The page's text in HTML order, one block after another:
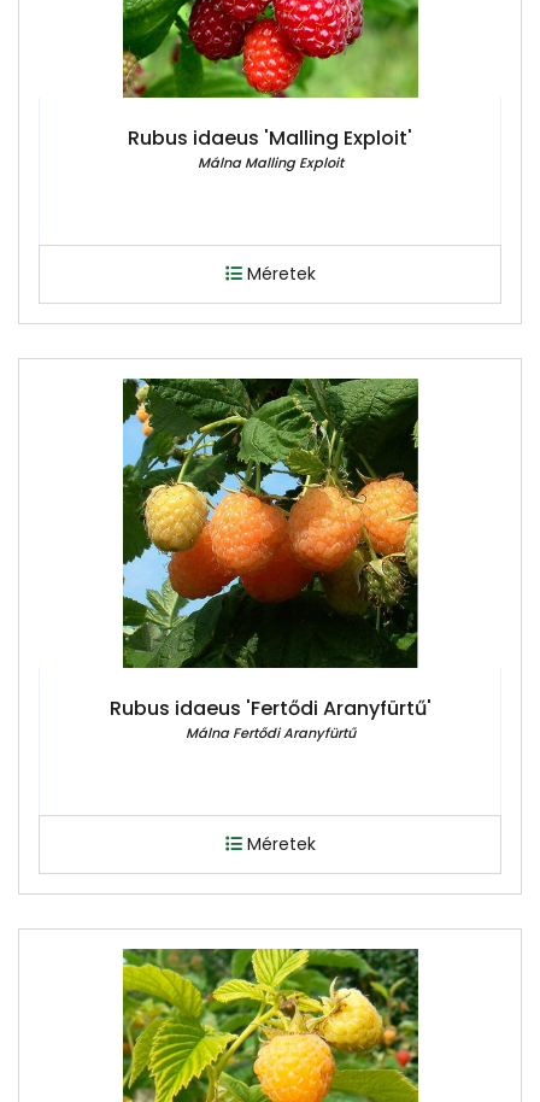
Rubus idaeus 'Malling Exploit'
Málna Malling Exploit
Méretek
Rubus idaeus 'Fertődi Aranyfürtű'
Málna Fertődi Aranyfürtű
Méretek